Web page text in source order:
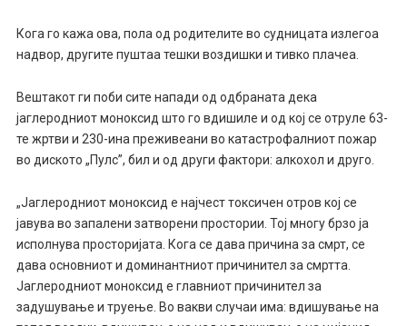
Кога го кажа ова, пола од родителите во судницата излегоа
надвор, другите пуштаа тешки воздишки и тивко плачеа.
Вештакот ги поби сите напади од одбраната дека
јаглеродниот моноксид што го вдишиле и од кој се отруле 63-
те жртви и 230-ина преживеани во катастрофалниот пожар
во диското „Пулс”, бил и од други фактори: алкохол и друго.
„Јаглеродниот моноксид е најчест токсичен отров кој се
јавува во запалени затворени простории. Тој многу брзо ја
исполнува просторијата. Кога се дава причина за смрт, се
дава основниот и доминантниот причинител за смртта.
Јаглеродниот моноксид е главниот причинител за
задушување и труење. Во вакви случаи има: вдишување на